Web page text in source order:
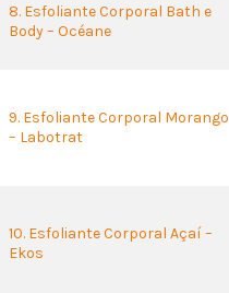
8. Esfoliante Corporal Bath e
Body – Océane
9. Esfoliante Corporal Morango
– Labotrat
10. Esfoliante Corporal Açaí –
Ekos